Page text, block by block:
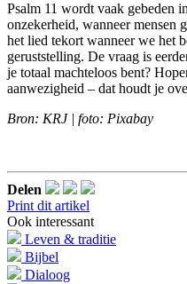
Psalm 11 wordt vaak gebeden
onzekerheid, wanneer mensen
het lied tekort wanneer we het
geruststelling. De vraag is
je totaal machteloos bent?
aanwezigheid – dat houdt je
Bron: KRJ | foto: Pixabay
Delen
Print dit artikel
Ook interessant
Leven & traditie
Bijbel
Dialoog